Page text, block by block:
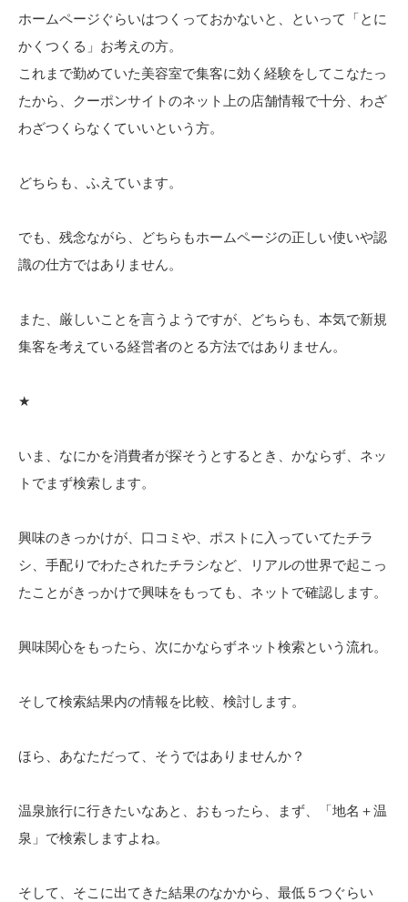
ホームページぐらいはつくっておかないと、といって「とに
かくつくる」お考えの方。
これまで勤めていた美容室で集客に効く経験をしてこなたっ
たから、クーポンサイトのネット上の店舗情報で十分、わざ
わざつくらなくていいという方。
どちらも、ふえています。
でも、残念ながら、どちらもホームページの正しい使いや認
識の仕方ではありません。
また、厳しいことを言うようですが、どちらも、本気で新規
集客を考えている経営者のとる方法ではありません。
★
いま、なにかを消費者が探そうとするとき、かならず、ネッ
トでまず検索します。
興味のきっかけが、口コミや、ポストに入っていてたチラ
シ、手配りでわたされたチラシなど、リアルの世界で起こっ
たことがきっかけで興味をもっても、ネットで確認します。
興味関心をもったら、次にかならずネット検索という流れ。
そして検索結果内の情報を比較、検討します。
ほら、あなただって、そうではありませんか？
温泉旅行に行きたいなあと、おもったら、まず、「地名＋温
泉」で検索しますよね。
そして、そこに出てきた結果のなかから、最低５つぐらい